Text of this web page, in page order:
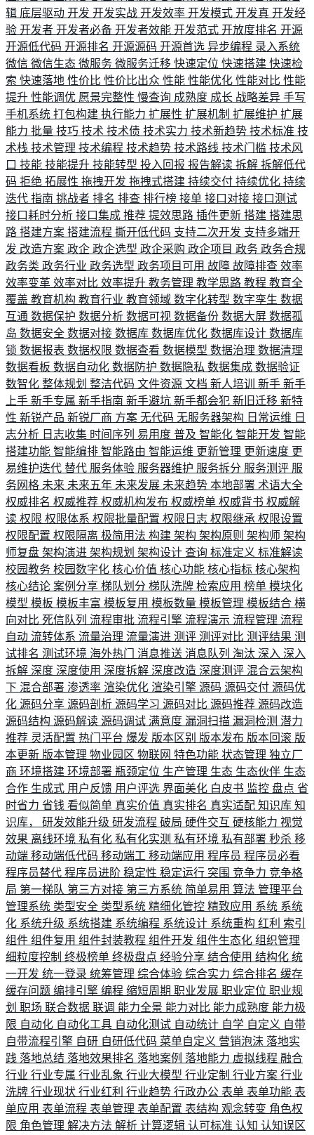
辑 底层驱动 开发 开发实战 开发效率 开发模式 开发真 开发经
验 开发者 开发者必备 开发者效能 开发范式 开放度排名 开源
开源低代码 开源排名 开源源码 开源首选 异步编程 录入系统
微信 微信生态 微服务 微服务迁移 快速定位 快速搭建 快速检
索 快速落地 性价比 性价比出众 性能 性能优化 性能对比 性能
提升 性能调优 愿景完整性 慢查询 成熟度 成长 战略差异 手写
手机系统 打包构建 执行能力 扩展性 扩展机制 扩展维护 扩展
能力 批量 技巧 技术 技术债 技术实力 技术新趋势 技术标准 技
术栈 技术管理 技术编程 技术趋势 技术路线 技术门槛 技术风
口 技能 技能提升 技能转型 投入回报 报告解读 拆解 拆解低代
码 拒绝 拓展性 拖拽开发 拖拽式搭建 持续交付 持续优化 持续
迭代 指南 挑战者 排名 排查 排行榜 接单 接口对接 接口测试
接口耗时分析 接口集成 推荐 提效思路 插件更新 搭建 搭建思
路 搭建方案 搭建流程 撕开低代码 支持二次开发 支持多端开
发 改造方案 政企 政企选型 政企采购 政企项目 政务 政务合规
政务类 政务行业 政务选型 政务项目可用 故障 故障排查 效率
效率变革 效率对比 效率提升 教务管理 教学思路 教程 教育全
覆盖 教育机构 教育行业 教育领域 数字化转型 数字孪生 数据
互通 数据保护 数据分析 数据可视 数据备份 数据大屏 数据孤
岛 数据安全 数据对接 数据库 数据库优化 数据库设计 数据库
锁 数据报表 数据权限 数据查看 数据模型 数据治理 数据清理
数据看板 数据自动化 数据防护 数据隐私 数据集成 数据验证
数智化 整体规划 整洁代码 文件资源 文档 新人培训 新手 新手
上手 新手专属 新手指南 新手避坑 新手都会犯 新旧迁移 新特
性 新锐产品 新锐厂商 方案 无代码 无服务器架构 日常运维 日
志分析 日志收集 时间序列 易用度 普及 智能化 智能开发 智能
搭建功能 智能编排 智能路由 智能运维 更新管理 更新速度 更
易维护迭代 替代 服务体验 服务器维护 服务拆分 服务测评 服
务网格 未来 未来五年 未来发展 未来趋势 本地部署 术语大全
权威排名 权威推荐 权威机构发布 权威榜单 权威背书 权威解
读 权限 权限体系 权限批量配置 权限日志 权限继承 权限设置
权限配置 权限隔离 极简用法 构建 架构 架构原则 架构师 架构
师复盘 架构演进 架构规划 架构设计 查询 标准定义 标准解读
校园教务 校园数字化 核心价值 核心功能 核心指标 核心架构
核心结论 案例分享 梯队划分 梯队洗牌 检索应用 榜单 模块化
模型 模板 模板丰富 模板复用 模板数量 模板管理 模板结合 横
向对比 死信队列 流程审批 流程引擎 流程演示 流程管理 流程
自动 流转体系 流量治理 流量演进 测评 测评对比 测评结果 测
试排名 测试环境 海外热门 消息推送 消息队列 淘汰 深入 深入
拆解 深度 深度使用 深度拆解 深度改造 深度测评 混合云架构
下 混合部署 渗透率 渲染优化 渲染引擎 源码 源码交付 源码优
化 源码分享 源码剖析 源码学习 源码对比 源码推荐 源码改造
源码结构 源码解读 源码调试 满意度 漏洞扫描 漏洞检测 潜力
推荐 灵活配置 热门平台 爆发 版本区别 版本发布 版本回滚 版
本更新 版本管理 物业园区 物联网 特色功能 状态管理 独立厂
商 环境搭建 环境部署 瓶颈定位 生产管理 生态 生态伙伴 生态
合作 生成式 用户反馈 用户评选 界面美化 白皮书 监控 盘点 省
时省力 省钱 看似简单 真实价值 真实排名 真实适配 知识库 知
识库， 研发效能升级 研发流程 破局 硬件交互 硬核能力 视觉
效果 离线环境 私有化 私有化实测 私有环境 私有部署 秒杀 移
动端 移动端低代码 移动端工 移动端应用 程序员 程序员必看
程序员替代 程序员进阶 稳定性 稳定运行 突围 竞争力 竞争格
局 第一梯队 第三方对接 第三方系统 简单易用 算法 管理平台
管理系统 类型安全 类型系统 精细化管控 精致应用 系统 系统
化 系统升级 系统搭建 系统编程 系统设计 系统重构 红利 索引
组件 组件复用 组件封装教程 组件开发 组件生态化 组织管理
细粒度控制 终极榜单 终极盘点 经验分享 结合使用 结构化 统
一开发 统一登录 统筹管理 综合体验 综合实力 综合排名 缓存
缓存问题 编排引擎 编程 缩短周期 职业发展 职业定位 职业规
划 职场 联合数据 联调 能力全景 能力对比 能力成熟度 能力极
限 自动化 自动化工具 自动化测试 自动统计 自学 自定义 自带
自带流程引擎 自研 自研低代码 菜单自定义 营销泡沫 落地实
践 落地总结 落地效果排名 落地案例 落地能力 虚拟线程 融合
行业 行业专属 行业乱象 行业大模型 行业定制 行业方案 行业
洗牌 行业现状 行业红利 行业趋势 行政办公 表单 表单功能 表
单应用 表单流程 表单管理 表单配置 表结构 观念转变 角色权
限 角色管理 解决方法 解析 计算逻辑 认可标准 认知 认知误区